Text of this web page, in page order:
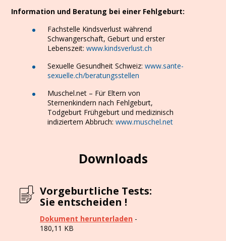
Information und Beratung bei einer Fehlgeburt:
Fachstelle Kindsverlust während
Schwangerschaft, Geburt und erster
Lebenszeit: www.kindsverlust.ch
Sexuelle Gesundheit Schweiz: www.sante-
sexuelle.ch/beratungsstellen
Muschel.net – Für Eltern von
Sternenkindern nach Fehlgeburt,
Todgeburt Frühgeburt und medizinisch
indiziertem Abbruch: www.muschel.net
Downloads
Vorgeburtliche Tests:
Sie entscheiden !
Dokument herunterladen -
180,11 KB